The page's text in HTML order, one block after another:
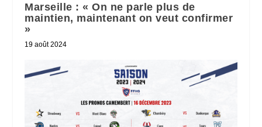
Marseille : « On ne parle plus de
maintien, maintenant on veut confirmer
»
19 août 2024